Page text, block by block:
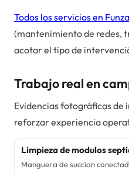
Todos los servicios en Funza
(mantenimiento de redes,
acotar el tipo de
Trabajo real en
Evidencias fotográficas de
reforzar experiencia
Limpieza de modulos
Manguera de succion